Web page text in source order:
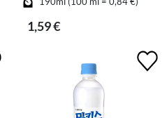
1,59 €